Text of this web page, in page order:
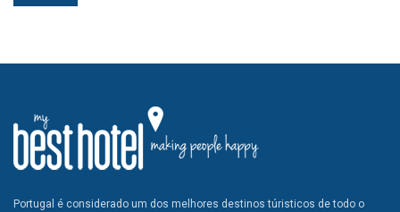
Portugal é considerado um dos melhores destinos túristicos de todo o